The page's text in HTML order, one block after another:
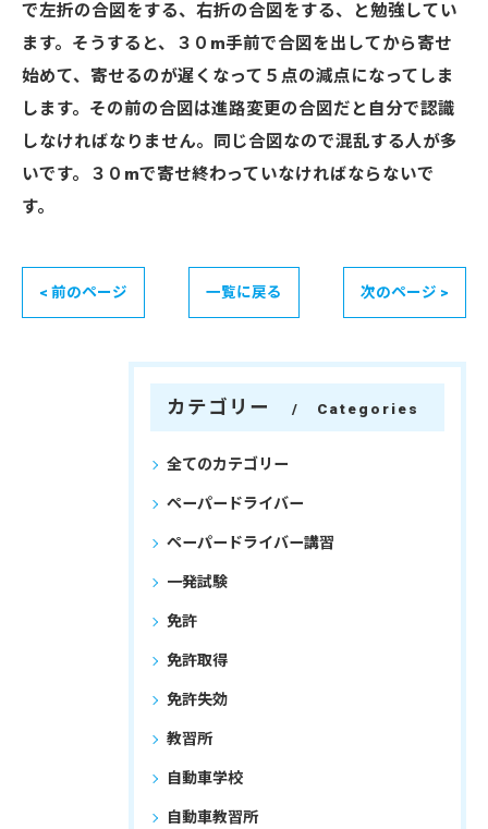
で左折の合図をする、右折の合図をする、と勉強してい
ます。そうすると、３０m手前で合図を出してから寄せ
始めて、寄せるのが遅くなって５点の減点になってしま
します。その前の合図は進路変更の合図だと自分で認識
しなければなりません。同じ合図なので混乱する人が多
いです。３０mで寄せ終わっていなければならないで
す。
< 前のページ 一覧に戻る 次のページ >
カテゴリー Categories
全てのカテゴリー
ペーパードライバー
ペーパードライバー講習
一発試験
免許
免許取得
免許失効
教習所
自動車学校
自動車教習所